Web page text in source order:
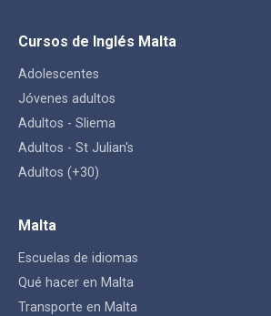
Cursos de Inglés Malta
Adolescentes
Jóvenes adultos
Adultos - Sliema
Adultos - St Julian's
Adultos (+30)
Malta
Escuelas de idiomas
Qué hacer en Malta
Transporte en Malta